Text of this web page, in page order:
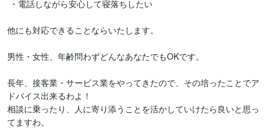
他にも対応できることならいたします。
男性・女性、年齢問わずどんなあなたでもOKです。
長年、接客業・サービス業をやってきたので、その培ったことでア
ドバイス出来るわよ！
相談に乗ったり、人に寄り添うことを活かしていけたら良いと思っ
てますわ。